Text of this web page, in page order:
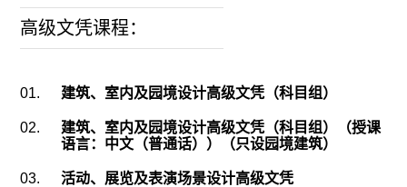
高级文凭课程：
01. 建筑、室内及园境设计高级文凭（科目组）
02.
建筑、室内及园境设计高级文凭（科目组）（授课
语言：中文（普通话））（只设园境建筑）
03. 活动、展览及表演场景设计高级文凭